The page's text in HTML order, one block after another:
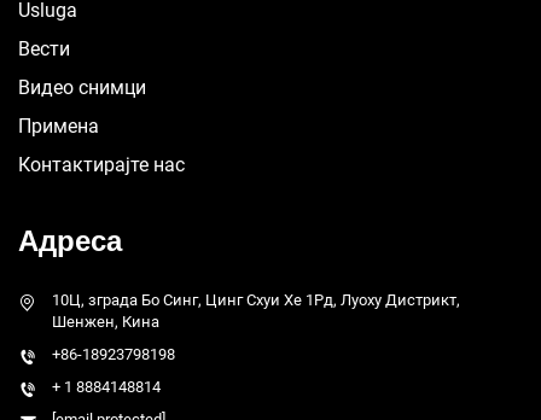
Usluga
Вести
Видео снимци
Примена
Контактирајте нас
Адреса
10Ц, зграда Бо Синг, Цинг Схуи Хе 1Рд, Луоху Дистрикт,
Шенжен, Кина
+86-18923798198
+ 1 8884148814